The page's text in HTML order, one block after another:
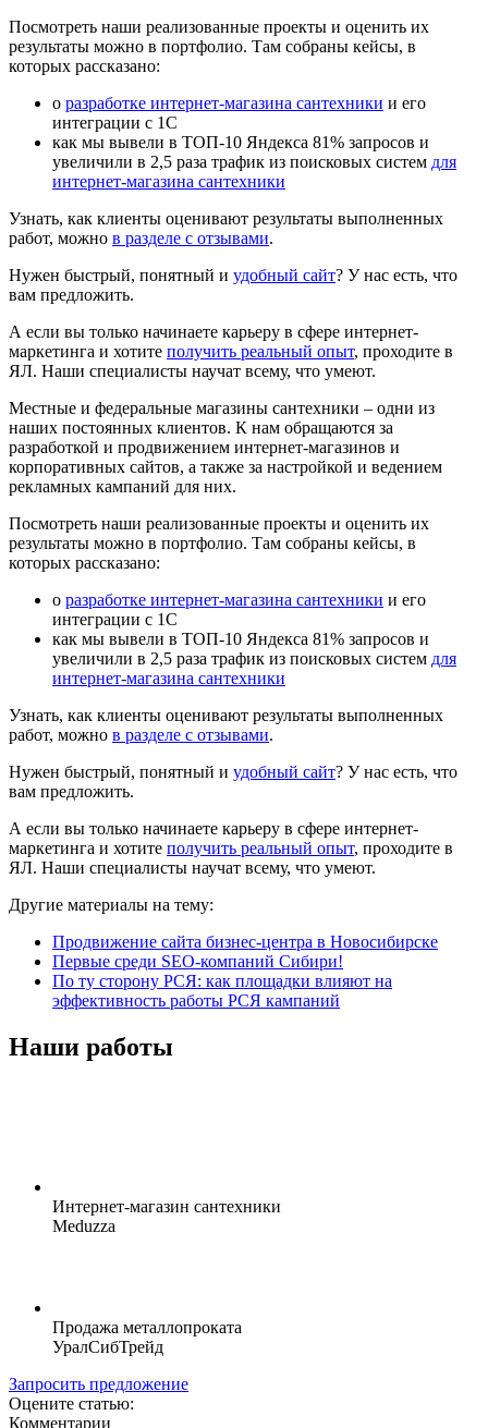
Посмотреть наши реализованные проекты и оценить их
результаты можно в портфолио. Там собраны кейсы, в
которых рассказано:
о разработке интернет-магазина сантехники и его
интеграции с 1С
как мы вывели в ТОП-10 Яндекса 81% запросов и
увеличили в 2,5 раза трафик из поисковых систем для
интернет-магазина сантехники
Узнать, как клиенты оценивают результаты выполненных
работ, можно в разделе с отзывами.
Нужен быстрый, понятный и удобный сайт? У нас есть, что
вам предложить.
А если вы только начинаете карьеру в сфере интернет-
маркетинга и хотите получить реальный опыт, проходите в
ЯЛ. Наши специалисты научат всему, что умеют.
Местные и федеральные магазины сантехники – одни из
наших постоянных клиентов. К нам обращаются за
разработкой и продвижением интернет-магазинов и
корпоративных сайтов, а также за настройкой и ведением
рекламных кампаний для них.
Посмотреть наши реализованные проекты и оценить их
результаты можно в портфолио. Там собраны кейсы, в
которых рассказано:
о разработке интернет-магазина сантехники и его
интеграции с 1С
как мы вывели в ТОП-10 Яндекса 81% запросов и
увеличили в 2,5 раза трафик из поисковых систем для
интернет-магазина сантехники
Узнать, как клиенты оценивают результаты выполненных
работ, можно в разделе с отзывами.
Нужен быстрый, понятный и удобный сайт? У нас есть, что
вам предложить.
А если вы только начинаете карьеру в сфере интернет-
маркетинга и хотите получить реальный опыт, проходите в
ЯЛ. Наши специалисты научат всему, что умеют.
Другие материалы на тему:
Продвижение сайта бизнес-центра в Новосибирске
Первые среди SEO-компаний Сибири!
По ту сторону РСЯ: как площадки влияют на
эффективность работы РСЯ кампаний
Наши работы
Интернет-магазин сантехники
Meduzza
Продажа металлопроката
УралСибТрейд
Запросить предложение
Оцените статью:
Комментарии